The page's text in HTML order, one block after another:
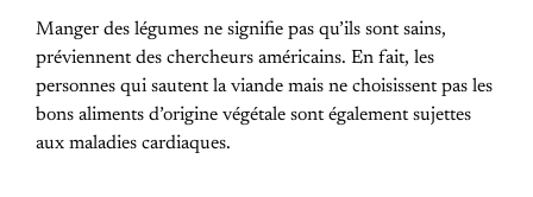
Manger des légumes ne signifie pas qu’ils sont sains,
préviennent des chercheurs américains. En fait, les
personnes qui sautent la viande mais ne choisissent pas les
bons aliments d’origine végétale sont également sujettes
aux maladies cardiaques.